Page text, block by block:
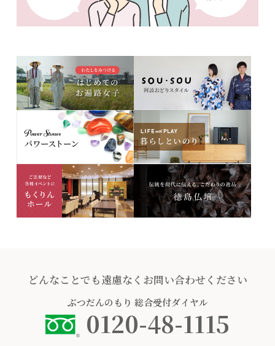
どんなことでも遠慮なくお問い合わせください
ぶつだんのもり 総合受付ダイヤル
0120-48-1115